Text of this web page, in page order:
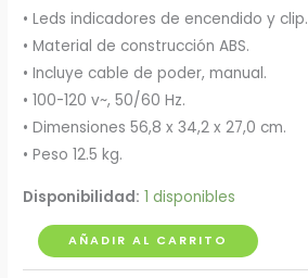
• Leds indicadores de encendido y clip.
• Material de construcción ABS.
• Incluye cable de poder, manual.
• 100-120 v~, 50/60 Hz.
• Dimensiones 56,8 x 34,2 x 27,0 cm.
• Peso 12.5 kg.
Disponibilidad: 1 disponibles
Cabina
Activa
AÑADIR AL CARRITO